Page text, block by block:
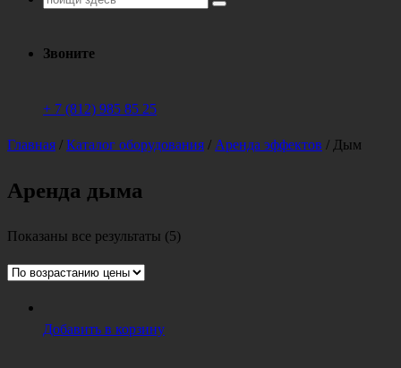
Звоните
+ 7 (812) 985 85 25
Главная / Каталог оборудования / Аренда эффектов / Дым
Аренда дыма
Показаны все результаты (5)Цены:
Добавить в корзину